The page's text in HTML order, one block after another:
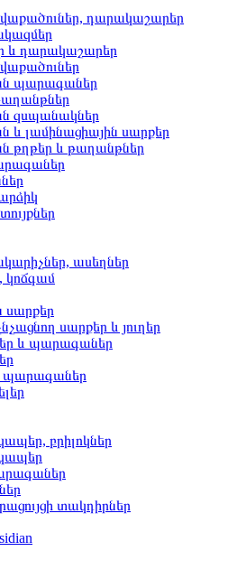
դարակաշարեր
և դարակաշարեր
պարագաներ
զսպանակներ
լամինացիային սարքեր
թղթեր և թաղանթներ
ասեղներ
կոճգամ
սարքեր
սարքեր և յուղեր
և պարագաներ
բրիլոկներ
տակդիրներ